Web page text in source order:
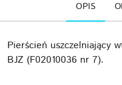
OPIS
Pierścień uszczelniający
BJZ (F02010036 nr 7).